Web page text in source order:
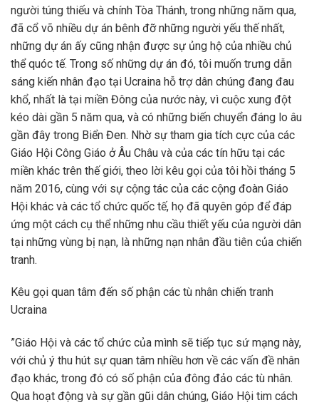
người túng thiếu và chính Tòa Thánh, trong những năm qua,
đã cổ võ nhiều dự án bênh đỡ những người yếu thế nhất,
những dự án ấy cũng nhận được sự ủng hộ của nhiều chủ
thể quóc tế. Trong số những dự án đó, tôi muốn trưng dẫn
sáng kiến nhân đạo tại Ucraina hỗ trợ dân chúng đang đau
khổ, nhất là tại miền Đông của nước này, vì cuộc xung đột
kéo dài gần 5 năm qua, và có những biến chuyển đáng lo âu
gần đây trong Biển Đen. Nhờ sự tham gia tích cực của các
Giáo Hội Công Giáo ở Âu Châu và của các tín hữu tại các
miền khác trên thế giới, theo lời kêu gọi của tôi hồi tháng 5
năm 2016, cùng với sự cộng tác của các cộng đoàn Giáo
Hội khác và các tổ chức quốc tế, họ đã quyên góp để đáp
ứng một cách cụ thể những nhu cầu thiết yếu của người dân
tại những vùng bị nạn, là những nạn nhân đầu tiên của chiến
tranh.
Kêu gọi quan tâm đến số phận các tù nhân chiến tranh
Ucraina
”Giáo Hội và các tổ chức của mình sẽ tiếp tục sứ mạng này,
với chủ ý thu hút sự quan tâm nhiều hơn về các vấn đề nhân
đạo khác, trong đó có số phận của đông đảo các tù nhân.
Qua hoạt động và sự gần gũi dân chúng, Giáo Hội tim cách